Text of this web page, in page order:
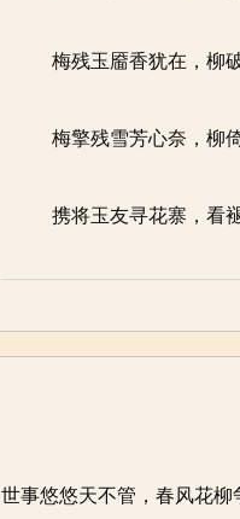
梅残玉靥香犹在，柳
梅擎残雪芳心奈，柳
携将玉友寻花寨，看
世事悠悠天不管，春风花